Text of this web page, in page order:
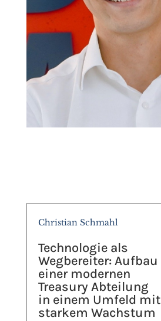
Christian Schmahl
Technologie als
Wegbereiter: Aufbau
einer modernen
Treasury Abteilung
in einem Umfeld mit
starkem Wachstum